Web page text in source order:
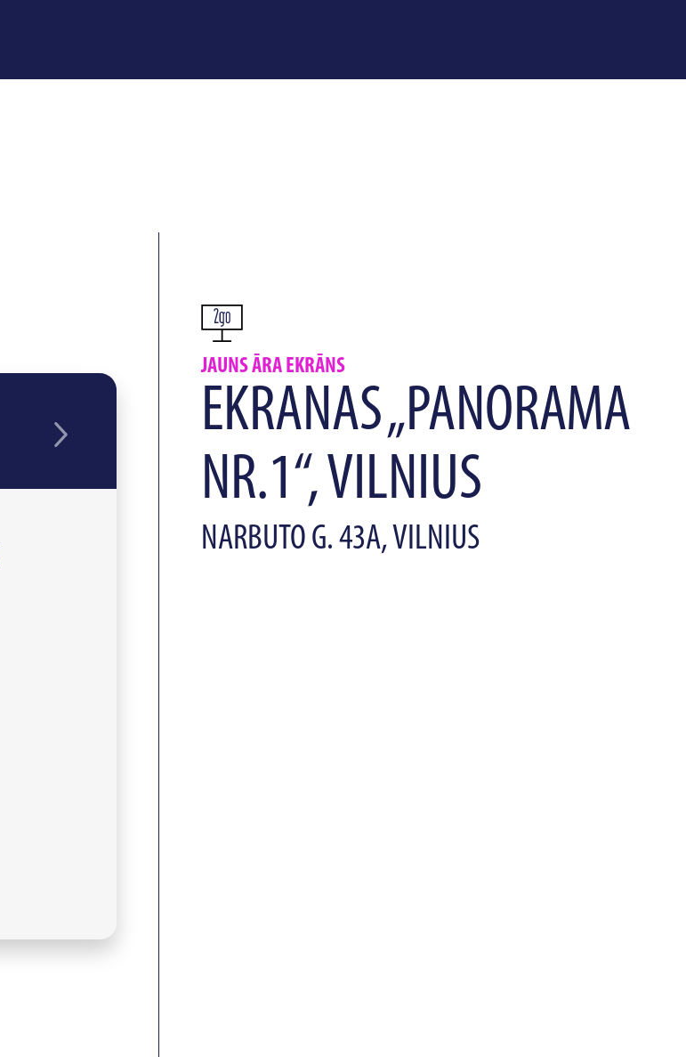
JAUNS ĀRA EKRĀNS
EKRANAS „PANORAMA
NR.1“, VILNIUS
NARBUTO G. 43A, VILNIUS